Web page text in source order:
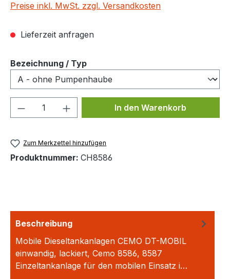
Preise inkl. MwSt. zzgl. Versandkosten
Lieferzeit anfragen
Bezeichnung / Typauswählen
Produkt Anzahl: Gib denIn den Warenkorb
Zum Merkzettel hinzufügen
Produktnummer: CH8586
Beschreibung
Mobile Dieseltankanlagen CEMO DT-MOBIL
einwandig, lackiert, Cemo 8586, 8587
Einzeltankanlage für den mobilen Einsatz i…